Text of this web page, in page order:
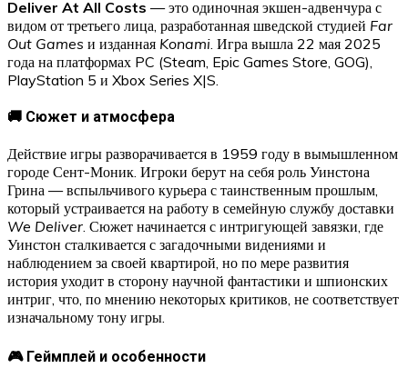
Deliver At All Costs — это одиночная экшен-адвенчура с
видом от третьего лица, разработанная шведской студией Far
Out Games и изданная Konami . Игра вышла 22 мая 2025
года на платформах PC (Steam, Epic Games Store, GOG),
PlayStation 5 и Xbox Series X|S.
🚚 Сюжет и атмосфера
Действие игры разворачивается в 1959 году в вымышленном
городе Сент-Моник. Игроки берут на себя роль Уинстона
Грина — вспыльчивого курьера с таинственным прошлым,
который устраивается на работу в семейную службу доставки
We Deliver. Сюжет начинается с интригующей завязки, где
Уинстон сталкивается с загадочными видениями и
наблюдением за своей квартирой, но по мере развития
история уходит в сторону научной фантастики и шпионских
интриг, что, по мнению некоторых критиков, не соответствует
изначальному тону игры.
🎮 Геймплей и особенности